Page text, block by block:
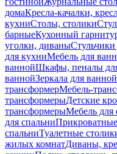
домаКресла-качалки,
кухниСтолы, столики
барныеКухонный
уголки, диваны
для кухниМебель для
ваннойШкафы, пеналы
ваннойЗеркала для ванной
трансформерМебель-
трансформерыДетские
трансформерыМебель для
для спальни
спальниТуалетные
жилых комнатДиваны,